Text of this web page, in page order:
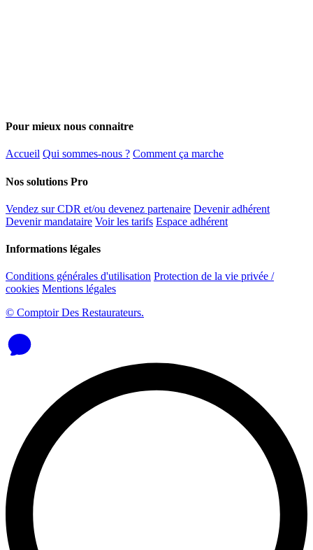
Pour mieux nous connaitre
Accueil Qui sommes-nous ? Comment ça marche
Nos solutions Pro
Vendez sur CDR et/ou devenez partenaire Devenir adhérent
Devenir mandataire Voir les tarifs Espace adhérent
Informations légales
Conditions générales d'utilisation Protection de la vie privée /
cookies Mentions légales
© Comptoir Des Restaurateurs.